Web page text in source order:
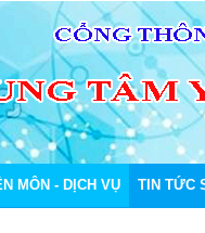
MÔN - DỊCH VỤ TIN TỨC